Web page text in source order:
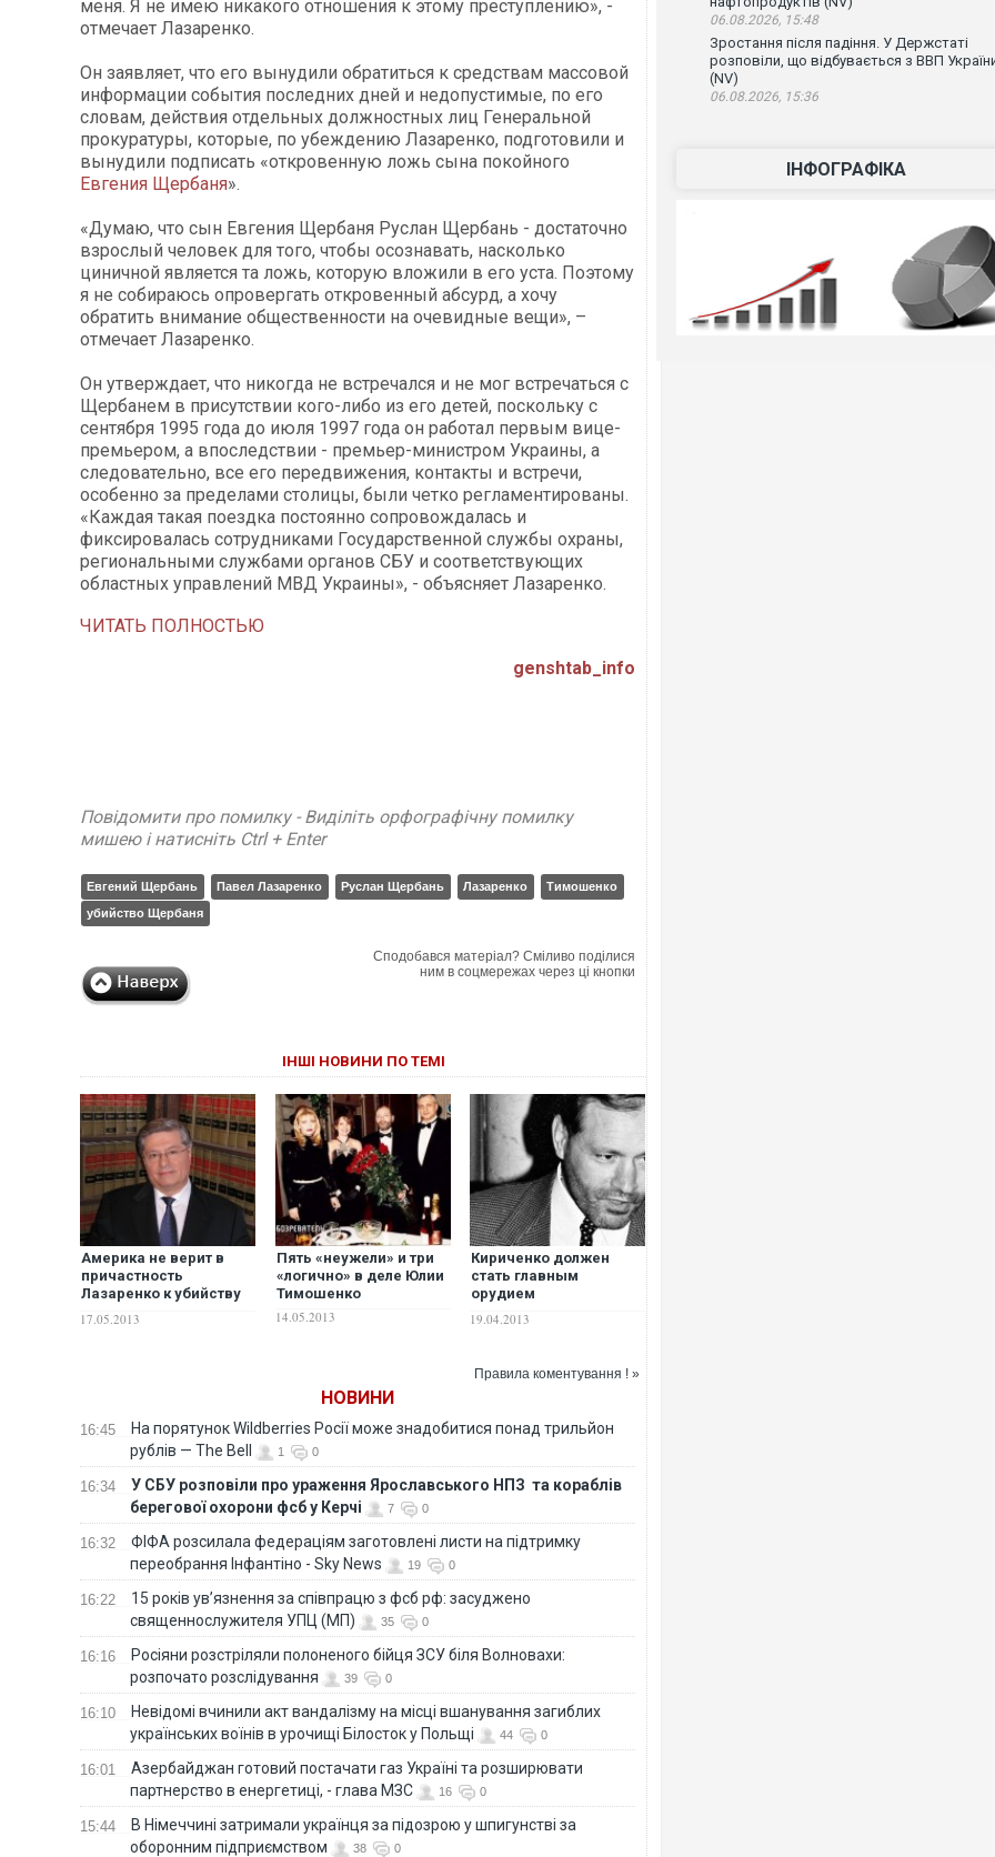
меня. Я не имею никакого отношения к этому преступлению», -
отмечает Лазаренко.
Он заявляет, что его вынудили обратиться к средствам массовой
информации события последних дней и недопустимые, по его
словам, действия отдельных должностных лиц Генеральной
прокуратуры, которые, по убеждению Лазаренко, подготовили и
вынудили подписать «откровенную ложь сына покойного
Евгения Щербаня».
«Думаю, что сын Евгения Щербаня Руслан Щербань - достаточно
взрослый человек для того, чтобы осознавать, насколько
циничной является та ложь, которую вложили в его уста. Поэтому
я не собираюсь опровергать откровенный абсурд, а хочу
обратить внимание общественности на очевидные вещи», –
отмечает Лазаренко.
Он утверждает, что никогда не встречался и не мог встречаться с
Щербанем в присутствии кого-либо из его детей, поскольку с
сентября 1995 года до июля 1997 года он работал первым вице-
премьером, а впоследствии - премьер-министром Украины, а
следовательно, все его передвижения, контакты и встречи,
особенно за пределами столицы, были четко регламентированы.
«Каждая такая поездка постоянно сопровождалась и
фиксировалась сотрудниками Государственной службы охраны,
региональными службами органов СБУ и соответствующих
областных управлений МВД Украины», - объясняет Лазаренко.
ЧИТАТЬ ПОЛНОСТЬЮ
genshtab_info
Повідомити про помилку - Виділіть орфографічну помилку
мишею і натисніть Ctrl + Enter
Евгений Щербань Павел Лазаренко Руслан Щербань Лазаренко
Тимошенко
убийство Щербаня
Сподобався матеріал? Сміливо поділися
ним в соцмережах через ці кнопки
ІНШІ НОВИНИ ПО ТЕМІ
Америка не верит в
причастность
Лазаренко к убийству
17.05.2013
Пять «неужели» и три
«логично» в деле Юлии
Тимошенко
14.05.2013
Кириченко должен
стать главным
орудием
времен Януковича —
19.04.2013
Правила коментування ! »
НОВИНИ
16:45
На порятунок Wildberries Росії може знадобитися понад трильйон
рублів — The Bell
1 0
16:34
У СБУ розповіли про ураження Ярославського НПЗ та кораблів
берегової охорони фсб у Керчі
7 0
16:32
ФІФА розсилала федераціям заготовлені листи на підтримку
переобрання Інфантіно - Sky News
19 0
16:22
15 років ув’язнення за співпрацю з фсб рф: засуджено
священнослужителя УПЦ (МП)
35 0
16:16
Росіяни розстріляли полоненого бійця ЗСУ біля Волновахи:
розпочато розслідування
39 0
16:10
Невідомі вчинили акт вандалізму на місці вшанування загиблих
українських воїнів в урочищі Білосток у Польщі
44 0
16:01
Азербайджан готовий постачати газ Україні та розширювати
партнерство в енергетиці, - глава МЗС
16 0
15:44
В Німеччині затримали українця за підозрою у шпигунстві за
оборонним підприємством
38 0
06.08.2026, 15:48
Зростання після падіння. У Держстаті
розповіли, що відбувається з ВВП
(NV)
06.08.2026, 15:36
ІНФОГРАФІКА